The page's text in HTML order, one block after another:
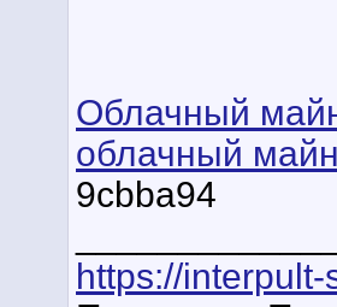
Облачный
облачный
9cbba94
https://